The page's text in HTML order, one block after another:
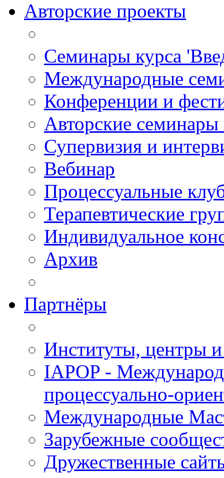
Авторские проекты
Семинары курса
Международные
Конференции и
Авторские
Супервизия и
Вебинар
Процессуальные
Терапевтические
Индивидуальное
Архив
Партнёры
Институты, центры
IAPOP -
процессуально-
Международные
Зарубежные
Дружественные